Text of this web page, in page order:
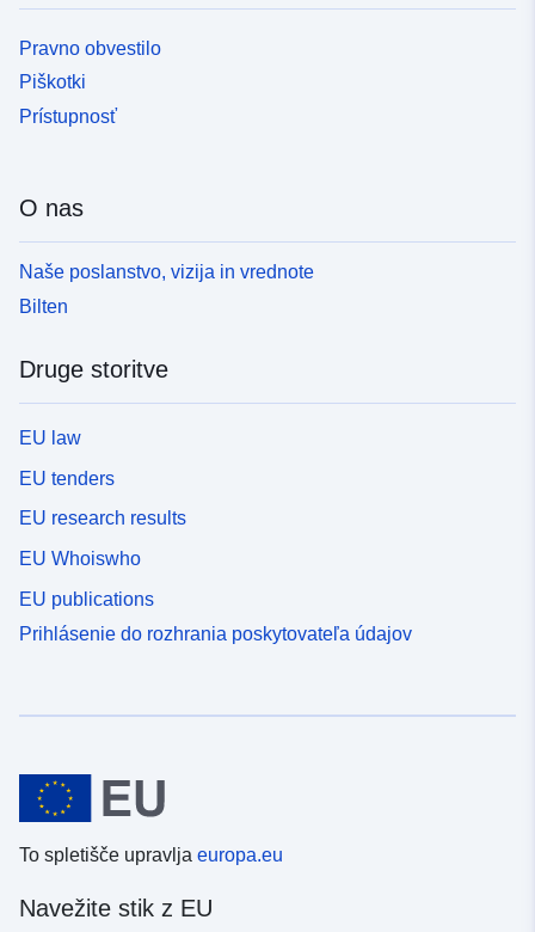
Pravno obvestilo
Piškotki
Prístupnosť
O nas
Naše poslanstvo, vizija in vrednote
Bilten
Druge storitve
EU law
EU tenders
EU research results
EU Whoiswho
EU publications
Prihlásenie do rozhrania poskytovateľa údajov
To spletišče upravlja europa.eu
Navežite stik z EU